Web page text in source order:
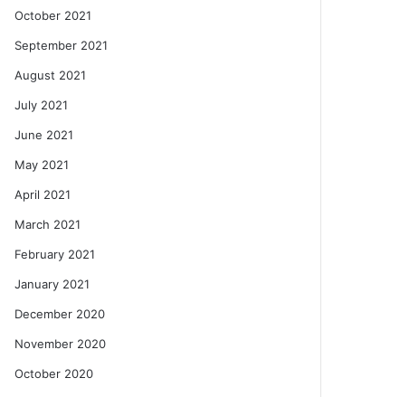
October 2021
September 2021
August 2021
July 2021
June 2021
May 2021
April 2021
March 2021
February 2021
January 2021
December 2020
November 2020
October 2020